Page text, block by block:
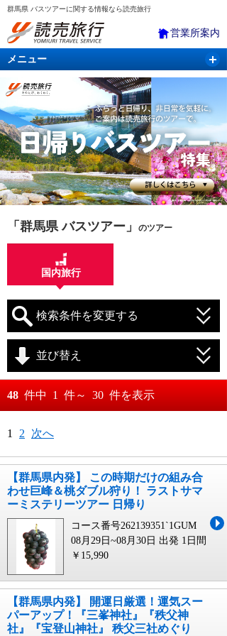
群馬県 バスツアーに関する情報なら読売旅行
営業所案内
メニュー
国内旅行 バスツアー 海外旅行 クルーズ
航空・ＪＲ＋宿泊 航空券＆ホテル
「群馬県 バスツアー」 のツアー
国内旅行
検索条件を変更する
月 日
並び替え
おすすめ順
料金が高い順
48 件中 1 件～ 30 件を表示
1 2 次へ
【群馬県内発】 この時期だけの組み合
わせ巨峰＆桃ダブル狩り！ ラストサマ
ーミステリーツアー 日帰り
コース番号262139351`1GUM
08月29日~08月30日 出発 1日間
￥15,990
【群馬県内発】 開運日厳選！運気スー
パーアップ！『三峯神社』『秩父神
社』『宝登山神社』 秩父三社めぐり